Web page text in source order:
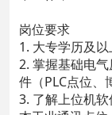
岗位要求
1. 大专学历及
2. 掌握基础电
件（PLC点位、
3. 了解上位机